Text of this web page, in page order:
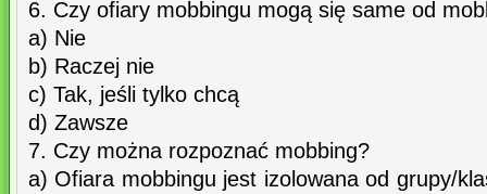
6. Czy ofiary mobbingu mogą się same od
a) Nie
b) Raczej nie
c) Tak, jeśli tylko chcą
d) Zawsze
7. Czy można rozpoznać mobbing?
a) Ofiara mobbingu jest izolowana od grupy/